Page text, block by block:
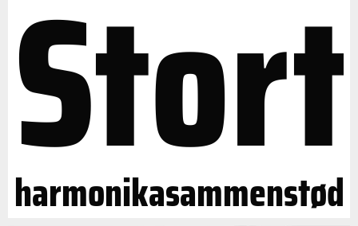
Stort
harmonikasammenstød